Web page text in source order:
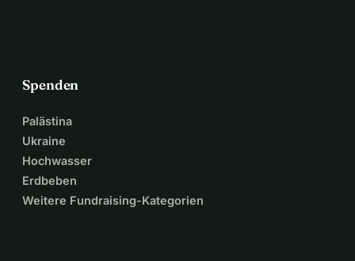
Spenden
Palästina
Ukraine
Hochwasser
Erdbeben
Weitere Fundraising-Kategorien